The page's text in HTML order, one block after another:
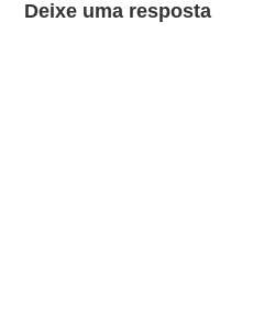
Deixe uma resposta